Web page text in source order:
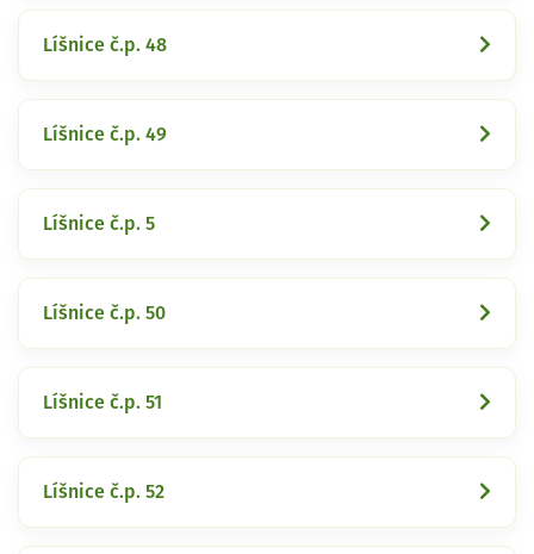
Líšnice č.p. 48
Líšnice č.p. 49
Líšnice č.p. 5
Líšnice č.p. 50
Líšnice č.p. 51
Líšnice č.p. 52